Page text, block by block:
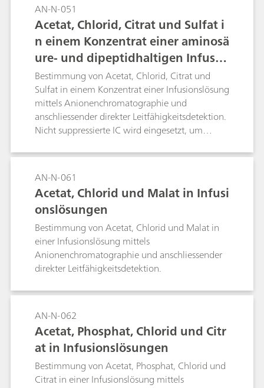
AN-N-051
Acetat, Chlorid, Citrat und Sulfat i
n einem Konzentrat einer aminosä
ure- und dipeptidhaltigen Infusio
nslösung
Bestimmung von Acetat, Chlorid, Citrat und
Sulfat in einem Konzentrat einer Infusionslösung
mittels Anionenchromatographie und
anschliessender direkter Leitfähigkeitsdetektion.
Nicht suppressierte IC wird eingesetzt, um
vermeiden.
AN-N-061
Acetat, Chlorid und Malat in Infusi
onslösungen
Bestimmung von Acetat, Chlorid und Malat in
einer Infusionslösung mittels
Anionenchromatographie und anschliessender
direkter Leitfähigkeitsdetektion.
AN-N-062
Acetat, Phosphat, Chlorid und Citr
at in Infusionslösungen
Bestimmung von Acetat, Phosphat, Chlorid und
Citrat in einer Infusionslösung mittels